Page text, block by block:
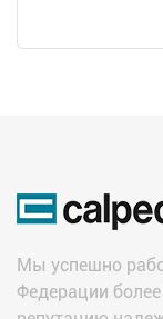
Мы успешно
Федерации